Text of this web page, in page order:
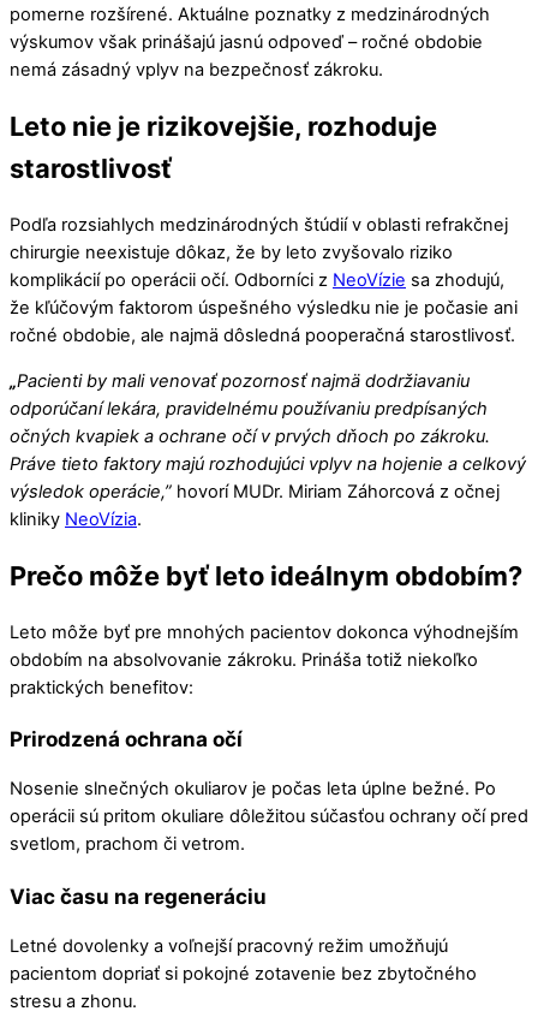
pomerne rozšírené. Aktuálne poznatky z medzinárodných
výskumov však prinášajú jasnú odpoveď – ročné obdobie
nemá zásadný vplyv na bezpečnosť zákroku.
Leto nie je rizikovejšie, rozhoduje
starostlivosť
Podľa rozsiahlych medzinárodných štúdií v oblasti refrakčnej
chirurgie neexistuje dôkaz, že by leto zvyšovalo riziko
komplikácií po operácii očí. Odborníci z NeoVízie sa zhodujú,
že kľúčovým faktorom úspešného výsledku nie je počasie ani
ročné obdobie, ale najmä dôsledná pooperačná starostlivosť.
„Pacienti by mali venovať pozornosť najmä dodržiavaniu
odporúčaní lekára, pravidelnému používaniu predpísaných
očných kvapiek a ochrane očí v prvých dňoch po zákroku.
Práve tieto faktory majú rozhodujúci vplyv na hojenie a celkový
výsledok operácie,” hovorí MUDr. Miriam Záhorcová z očnej
kliniky NeoVízia.
Prečo môže byť leto ideálnym obdobím?
Leto môže byť pre mnohých pacientov dokonca výhodnejším
obdobím na absolvovanie zákroku. Prináša totiž niekoľko
praktických benefitov:
Prirodzená ochrana očí
Nosenie slnečných okuliarov je počas leta úplne bežné. Po
operácii sú pritom okuliare dôležitou súčasťou ochrany očí pred
svetlom, prachom či vetrom.
Viac času na regeneráciu
Letné dovolenky a voľnejší pracovný režim umožňujú
pacientom dopriať si pokojné zotavenie bez zbytočného
stresu a zhonu.